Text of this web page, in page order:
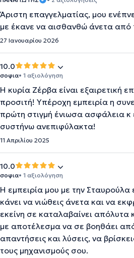
Άριστη επαγγελματίας, μου
με έκανε να αισθανθώ άνετα από
27 Ιανουαρίου 2026
10.0
σοφια• 1 αξιολόγηση
Η κυρία Ζέρβα είναι εξαιρετική
προσιτή! Υπέροχη εμπειρία η
πρώτη στιγμή ένιωσα ασφάλεια κ
συστήνω ανεπιφύλακτα!
11 Απριλίου 2025
10.0
σοφια• 1 αξιολόγηση
Η εμπειρία μου με την Σταυρούλα
κάνει να νιώθεις άνετα και να
εκείνη σε καταλαβαίνει απόλυτα
με αποτέλεσμα να σε βοηθάει
απαντήσεις και λύσεις, να
τους μηχανισμούς σου.